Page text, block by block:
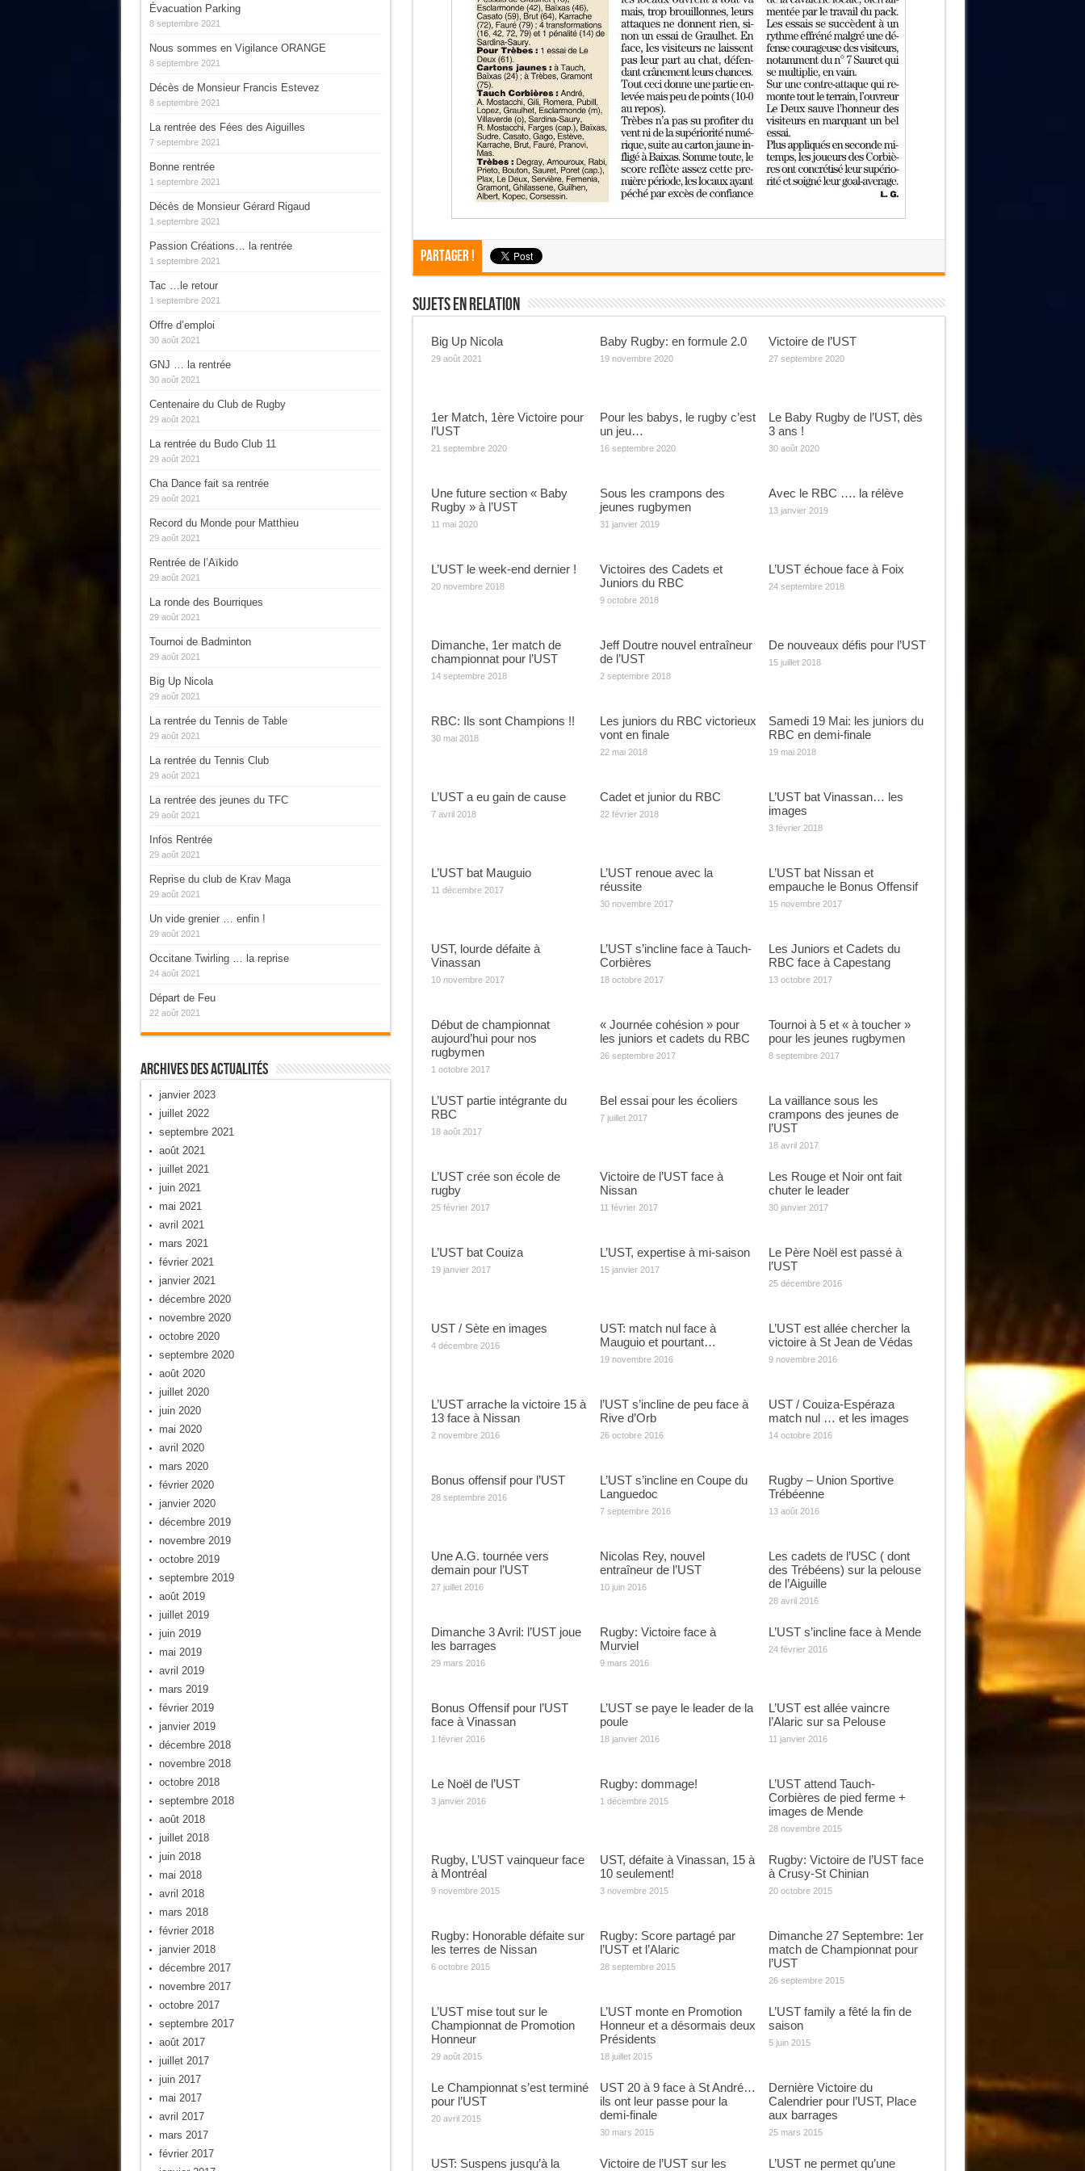
Partager !
Sujets En Relation
Big Up Nicola
29 août 2021
Baby Rugby: en formule 2.0
19 novembre 2020
Victoire de l’UST
27 septembre 2020
1er Match, 1ère Victoire pour
l’UST
21 septembre 2020
Pour les babys, le rugby c’est
un jeu…
16 septembre 2020
Le Baby Rugby de l’UST, dès
3 ans !
30 août 2020
Une future section « Baby
Rugby » à l’UST
11 mai 2020
Sous les crampons des
jeunes rugbymen
31 janvier 2019
Avec le RBC …. la rélève
13 janvier 2019
L’UST le week-end dernier !
20 novembre 2018
Victoires des Cadets et
Juniors du RBC
9 octobre 2018
L’UST échoue face à Foix
24 septembre 2018
Dimanche, 1er match de
championnat pour l’UST
14 septembre 2018
Jeff Doutre nouvel entraîneur
de l’UST
2 septembre 2018
De nouveaux défis pour l’UST
15 juillet 2018
RBC: Ils sont Champions !!
30 mai 2018
Les juniors du RBC victorieux
vont en finale
22 mai 2018
Samedi 19 Mai: les juniors du
RBC en demi-finale
19 mai 2018
L’UST a eu gain de cause
7 avril 2018
Cadet et junior du RBC
22 février 2018
L’UST bat Vinassan… les
images
3 février 2018
L’UST bat Mauguio
11 décembre 2017
L’UST renoue avec la
réussite
30 novembre 2017
L’UST bat Nissan et
empauche le Bonus Offensif
15 novembre 2017
UST, lourde défaite à
Vinassan
10 novembre 2017
L’UST s’incline face à Tauch-
Corbières
18 octobre 2017
Les Juniors et Cadets du
RBC face à Capestang
13 octobre 2017
Début de championnat
aujourd’hui pour nos
rugbymen
1 octobre 2017
« Journée cohésion » pour
les juniors et cadets du RBC
26 septembre 2017
Tournoi à 5 et « à toucher »
pour les jeunes rugbymen
8 septembre 2017
L’UST partie intégrante du
RBC
18 août 2017
Bel essai pour les écoliers
7 juillet 2017
La vaillance sous les
crampons des jeunes de
l’UST
18 avril 2017
L’UST crée son école de
rugby
25 février 2017
Victoire de l’UST face à
Nissan
11 février 2017
Les Rouge et Noir ont fait
chuter le leader
30 janvier 2017
L’UST bat Couiza
19 janvier 2017
L’UST, expertise à mi-saison
15 janvier 2017
Le Père Noël est passé à
l’UST
25 décembre 2016
UST / Sète en images
4 décembre 2016
UST: match nul face à
Mauguio et pourtant…
19 novembre 2016
L’UST est allée chercher la
victoire à St Jean de Védas
9 novembre 2016
L’UST arrache la victoire 15 à
13 face à Nissan
2 novembre 2016
l’UST s’incline de peu face à
Rive d’Orb
26 octobre 2016
UST / Couiza-Espéraza
match nul … et les images
14 octobre 2016
Bonus offensif pour l’UST
28 septembre 2016
L’UST s’incline en Coupe du
Languedoc
7 septembre 2016
Rugby – Union Sportive
Trébéenne
13 août 2016
Une A.G. tournée vers
demain pour l’UST
27 juillet 2016
Nicolas Rey, nouvel
entraîneur de l’UST
10 juin 2016
Les cadets de l’USC ( dont
des Trébéens) sur la pelouse
de l’Aiguille
28 avril 2016
Dimanche 3 Avril: l’UST joue
les barrages
29 mars 2016
Rugby: Victoire face à
Murviel
9 mars 2016
L’UST s’incline face à Mende
24 février 2016
Bonus Offensif pour l’UST
face à Vinassan
1 février 2016
L’UST se paye le leader de la
poule
18 janvier 2016
L’UST est allée vaincre
l’Alaric sur sa Pelouse
11 janvier 2016
Le Noël de l’UST
3 janvier 2016
Rugby: dommage!
1 décembre 2015
L’UST attend Tauch-
Corbières de pied ferme +
images de Mende
28 novembre 2015
Rugby, L’UST vainqueur face
à Montréal
9 novembre 2015
UST, défaite à Vinassan, 15 à
10 seulement!
3 novembre 2015
Rugby: Victoire de l’UST face
à Crusy-St Chinian
20 octobre 2015
Rugby: Honorable défaite sur
les terres de Nissan
6 octobre 2015
Rugby: Score partagé par
l’UST et l’Alaric
28 septembre 2015
Dimanche 27 Septembre: 1er
match de Championnat pour
l’UST
26 septembre 2015
L’UST mise tout sur le
Championnat de Promotion
Honneur
29 août 2015
L’UST monte en Promotion
Honneur et a désormais deux
Présidents
18 juillet 2015
L’UST family a fêté la fin de
saison
5 juin 2015
Le Championnat s’est terminé
pour l’UST
20 avril 2015
UST 20 à 9 face à St André…
ils ont leur passe pour la
demi-finale
30 mars 2015
Dernière Victoire du
Calendrier pour l’UST, Place
aux barrages
25 mars 2015
UST: Suspens jusqu’à la
Victoire de l’UST sur les
L’UST ne permet qu’une
Évacuation Parking
8 septembre 2021
Nous sommes en Vigilance ORANGE
8 septembre 2021
Décès de Monsieur Francis Estevez
8 septembre 2021
La rentrée des Fées des Aiguilles
7 septembre 2021
Bonne rentrée
1 septembre 2021
Décès de Monsieur Gérard Rigaud
1 septembre 2021
Passion Créations… la rentrée
1 septembre 2021
Tac …le retour
1 septembre 2021
Offre d’emploi
30 août 2021
GNJ … la rentrée
30 août 2021
Centenaire du Club de Rugby
29 août 2021
La rentrée du Budo Club 11
29 août 2021
Cha Dance fait sa rentrée
29 août 2021
Record du Monde pour Matthieu
29 août 2021
Rentrée de l’Aïkido
29 août 2021
La ronde des Bourriques
29 août 2021
Tournoi de Badminton
29 août 2021
Big Up Nicola
29 août 2021
La rentrée du Tennis de Table
29 août 2021
La rentrée du Tennis Club
29 août 2021
La rentrée des jeunes du TFC
29 août 2021
Infos Rentrée
29 août 2021
Reprise du club de Krav Maga
29 août 2021
Un vide grenier … enfin !
29 août 2021
Occitane Twirling … la reprise
24 août 2021
Départ de Feu
22 août 2021
Archives Des Actualités
janvier 2023
juillet 2022
septembre 2021
août 2021
juillet 2021
juin 2021
mai 2021
avril 2021
mars 2021
février 2021
janvier 2021
décembre 2020
novembre 2020
octobre 2020
septembre 2020
août 2020
juillet 2020
juin 2020
mai 2020
avril 2020
mars 2020
février 2020
janvier 2020
décembre 2019
novembre 2019
octobre 2019
septembre 2019
août 2019
juillet 2019
juin 2019
mai 2019
avril 2019
mars 2019
février 2019
janvier 2019
décembre 2018
novembre 2018
octobre 2018
septembre 2018
août 2018
juillet 2018
juin 2018
mai 2018
avril 2018
mars 2018
février 2018
janvier 2018
décembre 2017
novembre 2017
octobre 2017
septembre 2017
août 2017
juillet 2017
juin 2017
mai 2017
avril 2017
mars 2017
février 2017